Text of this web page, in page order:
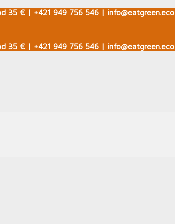
35 € | +421 949 756 546 | info@eatgreen.eco
35 € | +421 949 756 546 | info@eatgreen.eco